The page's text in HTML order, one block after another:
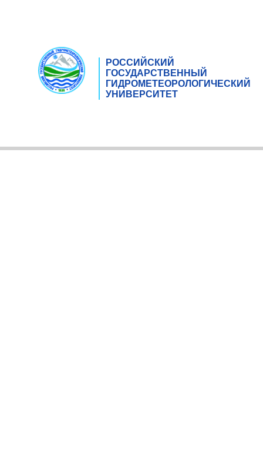
РОССИЙСКИЙ
ГОСУДАРСТВЕННЫЙ
ГИДРОМЕТЕОРОЛОГИЧЕСКИЙ
УНИВЕРСИТЕТ